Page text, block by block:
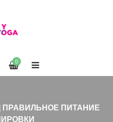
0
ПРАВИЛЬНОЕ ПИТАНИЕ